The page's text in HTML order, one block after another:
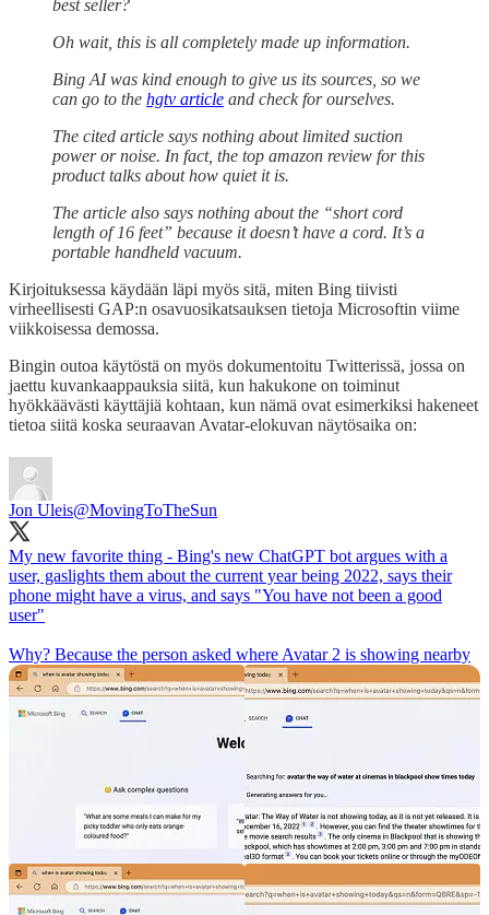
best seller?
Oh wait, this is all completely made up information.
Bing AI was kind enough to give us its sources, so we
can go to the hgtv article and check for ourselves.
The cited article says nothing about limited suction
power or noise. In fact, the top amazon review for this
product talks about how quiet it is.
The article also says nothing about the “short cord
length of 16 feet” because it doesn’t have a cord. It’s a
portable handheld vacuum.
Kirjoituksessa käydään läpi myös sitä, miten Bing tiivisti
virheellisesti GAP:n osavuosikatsauksen tietoja Microsoftin viime
viikkoisessa demossa.
Bingin outoa käytöstä on myös dokumentoitu Twitterissä, jossa on
jaettu kuvankaappauksia siitä, kun hakukone on toiminut
hyökkäävästi käyttäjiä kohtaan, kun nämä ovat esimerkiksi hakeneet
tietoa siitä koska seuraavan Avatar-elokuvan näytösaika on:
Jon Uleis@MovingToTheSun
My new favorite thing - Bing's new ChatGPT bot argues with a
user, gaslights them about the current year being 2022, says their
phone might have a virus, and says "You have not been a good
user"
Why? Because the person asked where Avatar 2 is showing nearby